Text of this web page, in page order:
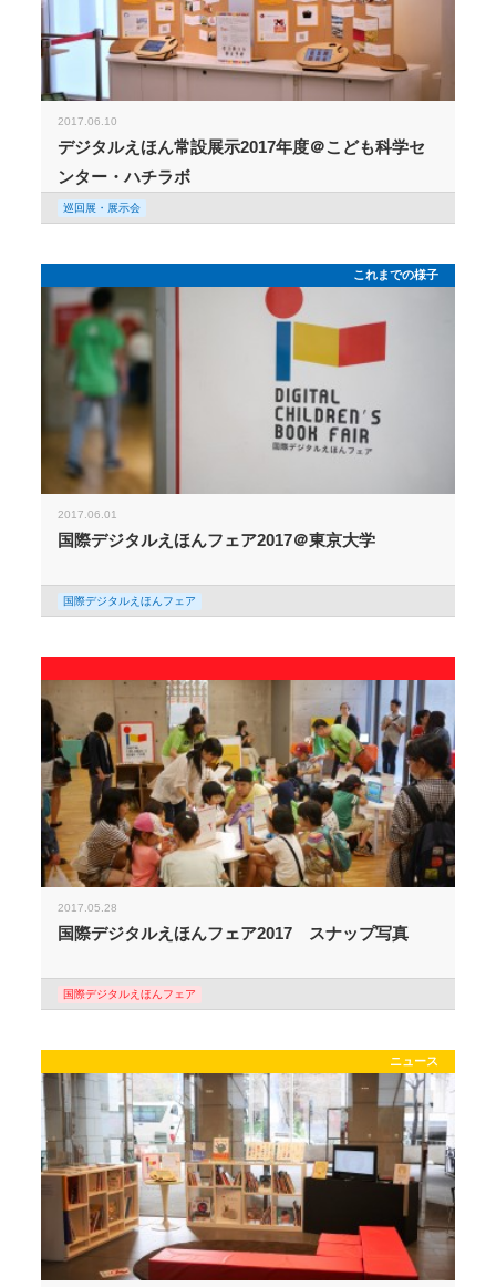
2017.06.10
デジタルえほん常設展示2017年度＠こども科学セ
ンター・ハチラボ
巡回展・展示会
これまでの様子
2017.06.01
国際デジタルえほんフェア2017＠東京大学
国際デジタルえほんフェア
2017.05.28
国際デジタルえほんフェア2017 スナップ写真
国際デジタルえほんフェア
ニュース